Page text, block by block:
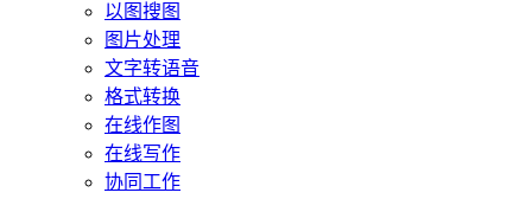
以图搜图
图片处理
文字转语音
格式转换
在线作图
在线写作
协同工作